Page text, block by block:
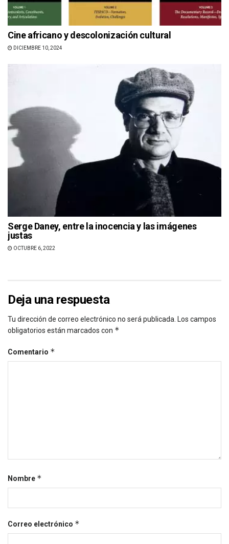
Cine africano y descolonización cultural
DICIEMBRE 10, 2024
Serge Daney, entre la inocencia y las imágenes
justas
OCTUBRE 6, 2022
Deja una respuesta
Tu dirección de correo electrónico no será publicada. Los campos
obligatorios están marcados con *
Comentario *
Nombre *
Correo electrónico *